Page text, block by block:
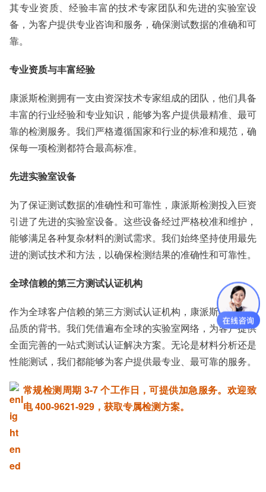
其专业资质、经验丰富的技术专家团队和先进的实验室设
备，为客户提供专业咨询和服务，确保测试数据的准确和可
靠。
专业资质与丰富经验
康派斯检测拥有一支由资深技术专家组成的团队，他们具备
丰富的行业经验和专业知识，能够为客户提供最精准、最可
靠的检测服务。我们严格遵循国家和行业的标准和规范，确
保每一项检测都符合最高标准。
先进实验室设备
为了保证测试数据的准确性和可靠性，康派斯检测投入巨资
引进了先进的实验室设备。这些设备经过严格校准和维护，
能够满足各种复杂材料的测试需求。我们始终坚持使用最先
进的测试技术和方法，以确保检测结果的准确性和可靠性。
全球信赖的第三方测试认证机构
作为全球客户信赖的第三方测试认证机构，康派斯检测是您
品质的背书。我们凭借遍布全球的实验室网络，为客户提供
全面完善的一站式测试认证解决方案。无论是材料分析还是
性能测试，我们都能够为客户提供最专业、最可靠的服务。
常规检测周期 3-7 个工作日，可提供加急服务。欢迎致
电 400-9621-929，获取专属检测方案。